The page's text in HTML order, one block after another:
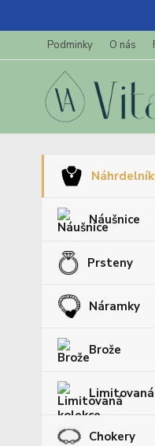
Podminky O nás
Náušnice
Prsteny
Náramky
Brože
Chokery